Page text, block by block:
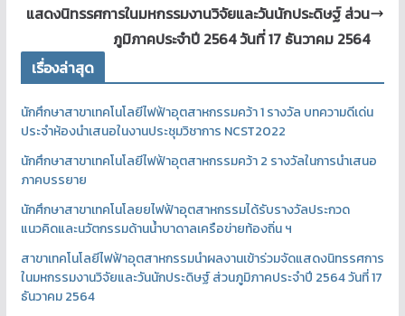
แสดงนิทรรศการในมหกรรมงานวิจัยและวันนักประดิษฐ์ ส่วน
ภูมิภาคประจำปี 2564 วันที่ 17 ธันวาคม 2564
เรื่องล่าสุด
นักศึกษาสาขาเทคโนโลยีไฟฟ้าอุตสาหกรรมคว้า 1 รางวัล บทความดีเด่น
ประจำห้องนำเสนอในงานประชุมวิชาการ NCST2022
นักศึกษาสาขาเทคโนโลยีไฟฟ้าอุตสาหกรรมคว้า 2 รางวัลในการนำเสนอ
ภาคบรรยาย
นักศึกษาสาขาเทคโนโลยยไฟฟ้าอุตสาหกรรมได้รับรางวัลประกวด
แนวคิดและนวัตกรรมด้านน้ำบาดาลเครือข่ายท้องถิ่น ฯ
สาขาเทคโนโลยีไฟฟ้าอุตสาหกรรมนำผลงานเข้าร่วมจัดแสดงนิทรรศการ
ในมหกรรมงานวิจัยและวันนักประดิษฐ์ ส่วนภูมิภาคประจำปี 2564 วันที่ 17
ธันวาคม 2564